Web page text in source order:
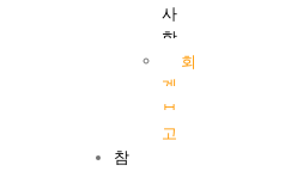
사
항
회
계
보
고
참